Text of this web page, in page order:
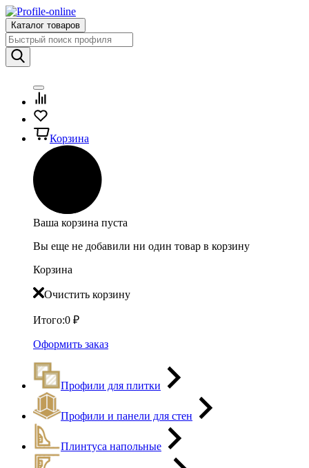
Каталог товаров
Корзина
Ваша корзина пуста
Вы еще не добавили ни один товар в корзину
Корзина
Очистить корзину
Итого:0 ₽
Оформить заказ
Профили для плитки
Профили и панели для стен
Плинтуса напольные